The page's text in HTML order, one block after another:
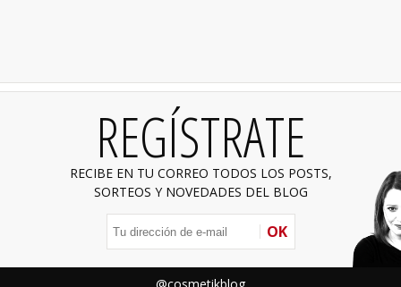
REGÍSTRATE
RECIBE EN TU CORREO TODOS LOS POSTS,
SORTEOS Y NOVEDADES DEL BLOG
OK